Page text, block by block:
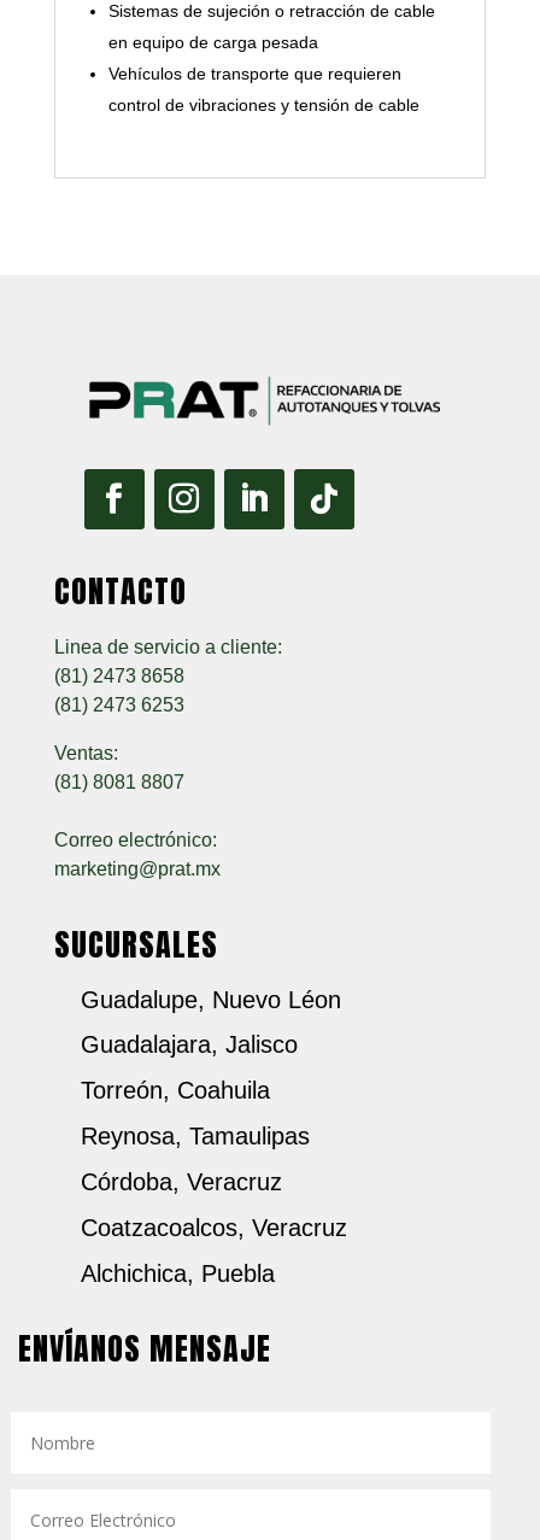
Sistemas de sujeción o retracción de cable
en equipo de carga pesada
Vehículos de transporte que requieren
control de vibraciones y tensión de cable
CONTACTO
Linea de servicio a cliente:
(81) 2473 8658
(81) 2473 6253
Ventas:
(81) 8081 8807
Correo electrónico:
marketing@prat.mx
SUCURSALES
Guadalupe, Nuevo Léon
Guadalajara, Jalisco
Torreón, Coahuila
Reynosa, Tamaulipas
Córdoba, Veracruz
Coatzacoalcos, Veracruz
Alchichica, Puebla
ENVÍANOS MENSAJE